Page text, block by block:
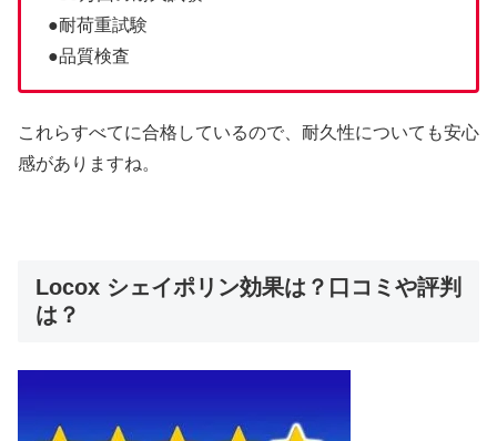
●耐荷重試験
●品質検査
これらすべてに合格しているので、耐久性についても安心
感がありますね。
Locox シェイポリン効果は？口コミや評判
は？